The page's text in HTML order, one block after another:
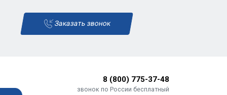
Заказать звонок
8 (800) 775-37-48
звонок по России бесплатный